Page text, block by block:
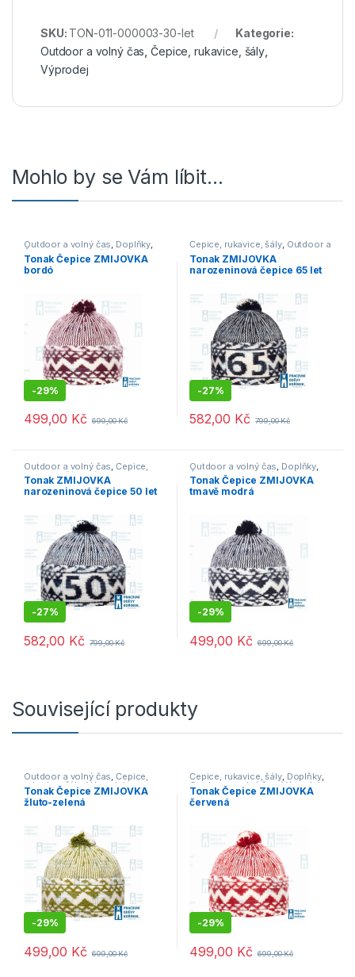
SKU: TON-011-000003-30-let
Kategorie:
Outdoor a volný čas ,Čepice, rukavice, šály
Výprodej
Mohlo by se Vám líbit…
Outdoor a volný čas, Doplňky,
Čepice, rukavice, šály , Výprodej
Tonak Čepice ZMIJOVKA
bordó
-29%
499,00 Kč 699,00Kč
Čepice, rukavice, šály, Outdoor a
volný čas,Výprodej
Tonak ZMIJOVKA
narozeninová čepice 65 let
-27%
582,00 Kč 799,00Kč
Outdoor a volný čas ,Čepice,
rukavice, šály ,Výprodej
Tonak ZMIJOVKA
narozeninová čepice 50 let
-27%
582,00 Kč 799,00Kč
Outdoor a volný čas Doplňky
Čepice, rukavice, šály , Výprodej
Tonak Čepice ZMIJOVKA
tmavě modrá
-29%
499,00 Kč 699,00Kč
Související produkty
Outdoor a volný čas,Čepice,
rukavice, šály Výprodej
Tonak Čepice ZMIJOVKA
žluto-zelená
-29%
499,00 Kč 699,00Kč
Čepice, rukavice, šály, Doplňky,
Outdoor a volný čas,Výprodej
Tonak Čepice ZMIJOVKA
červená
-29%
499,00 Kč 699,00Kč